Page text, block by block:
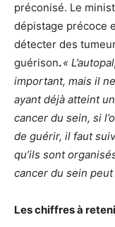
préconisé. Le
dépistage précoce
détecter des
guérison.«
important, mais il
ayant déjà atteint
cancer du sein, si
de guérir, il faut
qu’ils sont
cancer du sein
Les chiffres à